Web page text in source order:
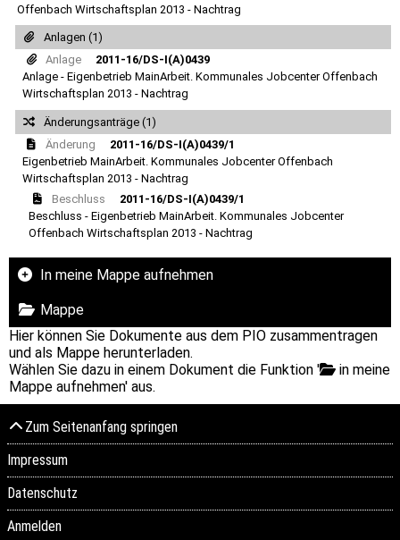
Offenbach Wirtschaftsplan 2013 - Nachtrag
Anlagen (1)
Anlage
2011-16/DS-I(A)0439
Anlage - Eigenbetrieb MainArbeit. Kommunales Jobcenter Offenbach
Wirtschaftsplan 2013 - Nachtrag
Änderungsanträge (1)
Änderung
2011-16/DS-I(A)0439/1
Eigenbetrieb MainArbeit. Kommunales Jobcenter Offenbach
Wirtschaftsplan 2013 - Nachtrag
Beschluss
2011-16/DS-I(A)0439/1
Beschluss - Eigenbetrieb MainArbeit. Kommunales Jobcenter
Offenbach Wirtschaftsplan 2013 - Nachtrag
In meine Mappe aufnehmen
Mappe
Hier können Sie Dokumente aus dem PIO zusammentragen
und als Mappe herunterladen.
Wählen Sie dazu in einem Dokument die Funktion '
in meine
Mappe aufnehmen' aus.
Zum Seitenanfang springen
Impressum
Datenschutz
Anmelden